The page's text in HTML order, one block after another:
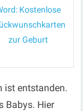
Kostenlose
zur Geburt
ist entstanden.
Babys. Hier